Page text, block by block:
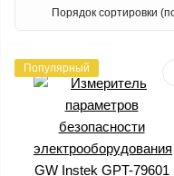
Популярный